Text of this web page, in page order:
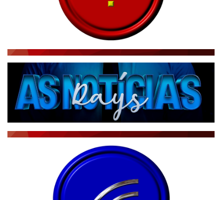
NOTÍCIAS AO MINUTO
ACONTECEU...VIROU MANCHETE!